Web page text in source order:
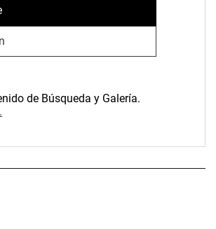
de Búsqueda y Galería.